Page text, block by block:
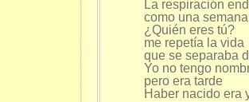
La respiración
como una
¿Quién eres tú?
me repetía la vida
que se separaba
Yo no tengo
pero era tarde
Haber nacido era